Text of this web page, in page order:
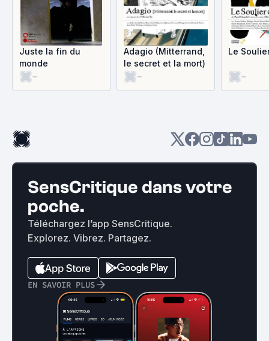
Juste la fin du
monde
-
Adagio (Mitterrand,
le secret et la mort)
-
Le
-
SensCritique dans votre
poche.
Téléchargez l’app SensCritique.
Explorez. Vibrez. Partagez.
EN SAVOIR PLUS